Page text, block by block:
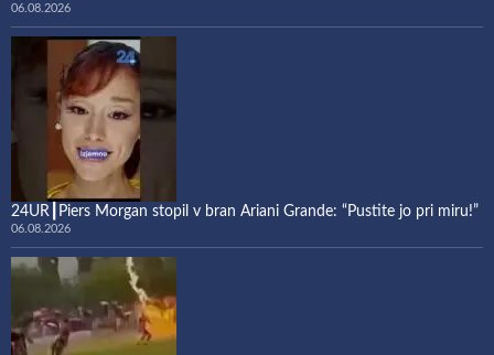
06.08.2026
24UR┃Piers Morgan stopil v bran Ariani Grande: “Pustite jo pri miru!”
06.08.2026